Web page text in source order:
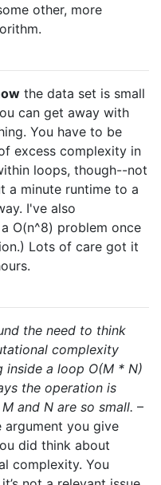
other, more
the data set is small
can get away with
You have to be
excess complexity in
loops, though--not
a minute runtime to a
I've also
O(n^8) problem once
Lots of care got it
the need to think
complexity
inside a loop O(M * N)
the operation is
and N are so small. –
argument you give
did think about
complexity. You